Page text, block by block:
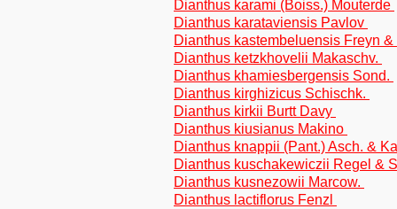
Dianthus karami (Boiss.) Mouterde
Dianthus karataviensis Pavlov
Dianthus kastembeluensis Freyn
Dianthus ketzkhovelii Makaschv.
Dianthus khamiesbergensis Sond.
Dianthus kirghizicus Schischk.
Dianthus kirkii Burtt Davy
Dianthus kiusianus Makino
Dianthus knappii (Pant.) Asch. &
Dianthus kuschakewiczii Regel &
Dianthus kusnezowii Marcow.
Dianthus lactiflorus Fenzl